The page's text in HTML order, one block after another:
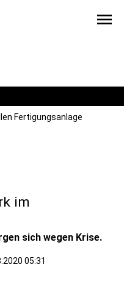
menu
Fertigungsanlage
im
sich wegen Krise.
05:31